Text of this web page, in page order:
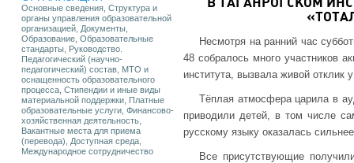
Основные сведения, Структура и
органы управления образовательной
организацией, Документы,
Образование, Образовательные
стандарты, Руководство.
Педагогический (научно-
педагогический) состав, МТО и
оснащенность образовательного
процесса, Стипендии и иные виды
материальной поддержки, Платные
образовательные услуги, Финансово-
хозяйственная деятельность,
Вакантные места для приема
(перевода), Доступная среда,
Международное сотрудничество
В ТАГАНРОГСКОМ
Несмотря на ранний час
48 собралось много участников
института, вызвала живой отклик
Тёплая атмосфера царила в
приводили детей, в том числе
русскому языку оказалась
Все присутствующие